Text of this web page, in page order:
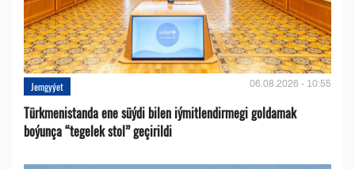
Jemgyýet 06.08.2026 - 10:55
Türkmenistanda ene süýdi bilen iýmitlendirmegi goldamak
boýunça “tegelek stol” geçirildi